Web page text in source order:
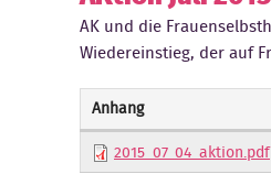
AK und die
Wiedereinstieg, der auf
Anhang
2015_07_04_aktion.pdf